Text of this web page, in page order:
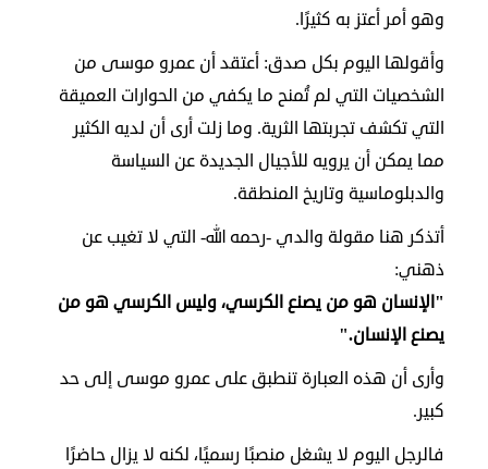
وهو أمر أعتز به كثيرًا.
وأقولها اليوم بكل صدق: أعتقد أن عمرو موسى من
الشخصيات التي لم تُمنح ما يكفي من الحوارات العميقة
التي تكشف تجربتها الثرية. وما زلت أرى أن لديه الكثير
مما يمكن أن يرويه للأجيال الجديدة عن السياسة
والدبلوماسية وتاريخ المنطقة.
أتذكر هنا مقولة والدي -رحمه الله- التي لا تغيب عن
ذهني:
"الإنسان هو من يصنع الكرسي، وليس الكرسي هو من
يصنع الإنسان."
وأرى أن هذه العبارة تنطبق على عمرو موسى إلى حد
كبير.
فالرجل اليوم لا يشغل منصبًا رسميًا، لكنه لا يزال حاضرًا